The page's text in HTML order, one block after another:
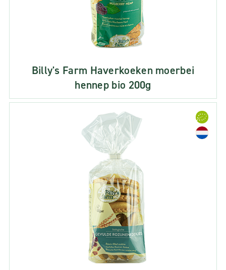
Billy's Farm Haverkoeken moerbei
hennep bio 200g